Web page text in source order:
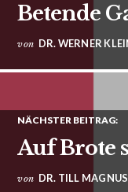
Betende
von DR. WERNER
NÄCHSTER BEITRAG:
Auf Brote
von DR. TILL